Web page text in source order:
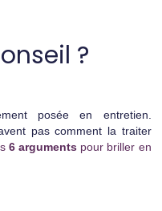
?
posée en entretien.
pas comment la traiter
6 arguments pour briller en